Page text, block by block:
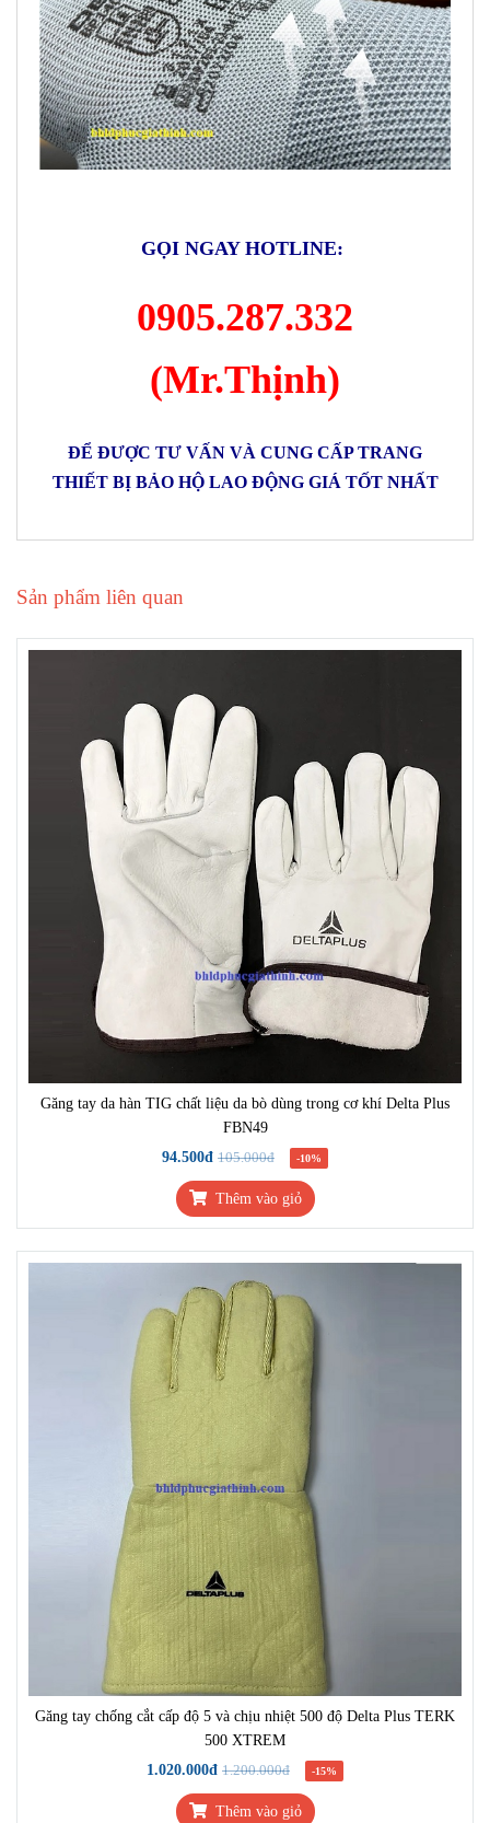
GỌI NGAY HOTLINE:
0905.287.332
(Mr.Thịnh)
ĐỂ ĐƯỢC TƯ VẤN VÀ CUNG CẤP TRANG
THIẾT BỊ BẢO HỘ LAO ĐỘNG GIÁ TỐT NHẤT
Sản phẩm liên quan
Găng tay da hàn TIG chất liệu da bò dùng trong cơ khí Delta Plus
FBN49
94.500đ 105.000đ -10%
Thêm vào giỏ
Găng tay chống cắt cấp độ 5 và chịu nhiệt 500 độ Delta Plus TERK
500 XTREM
1.020.000đ 1.200.000đ -15%
Thêm vào giỏ